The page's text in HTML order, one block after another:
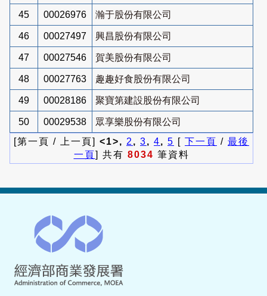
45 00026976 瀚于股份有限公司
46 00027497 興昌股份有限公司
47 00027546 賀美股份有限公司
48 00027763 趣趣好食股份有限公司
49 00028186 聚寶第建設股份有限公司
50 00029538
眾享樂股份有限公司
[第一頁 / 上一頁] <1>, 2 , 3, 4, 5 [ 下一頁 / 最後
一頁] 共有 8034 筆資料